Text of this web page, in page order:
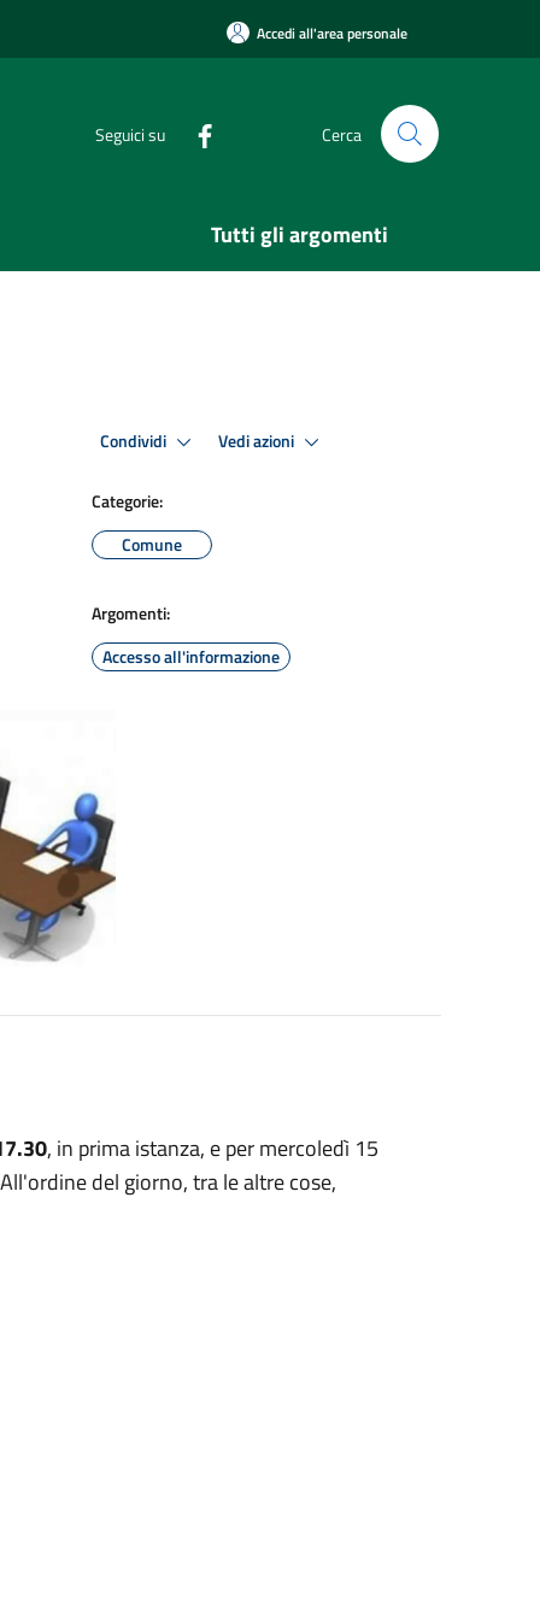
Accedi all'area personale
Seguici su Cerca
Tutti gli argomenti
Condividi Vedi azioni
Categorie:
Comune
Argomenti:
Accesso all'informazione
, in prima istanza, e per mercoledì 15
del giorno, tra le altre cose,